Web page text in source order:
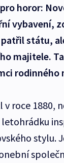
horor:
vybavení,
státu,
majitele.
roce 1880,
stylu.